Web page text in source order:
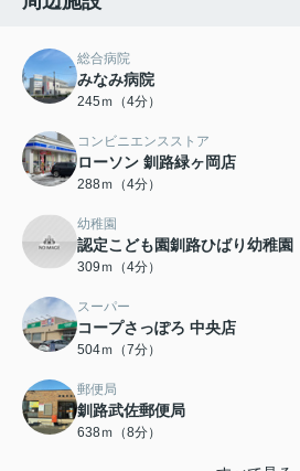
総合病院
みなみ病院
245ｍ（4分）
コンビニエンスストア
ローソン 釧路緑ヶ岡店
288ｍ（4分）
幼稚園
認定こども園釧路ひばり幼稚園
309ｍ（4分）
スーパー
コープさっぽろ 中央店
504ｍ（7分）
郵便局
釧路武佐郵便局
638ｍ（8分）